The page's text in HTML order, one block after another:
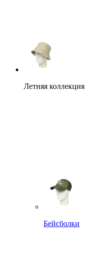
Летняя коллекция
Бейсболки